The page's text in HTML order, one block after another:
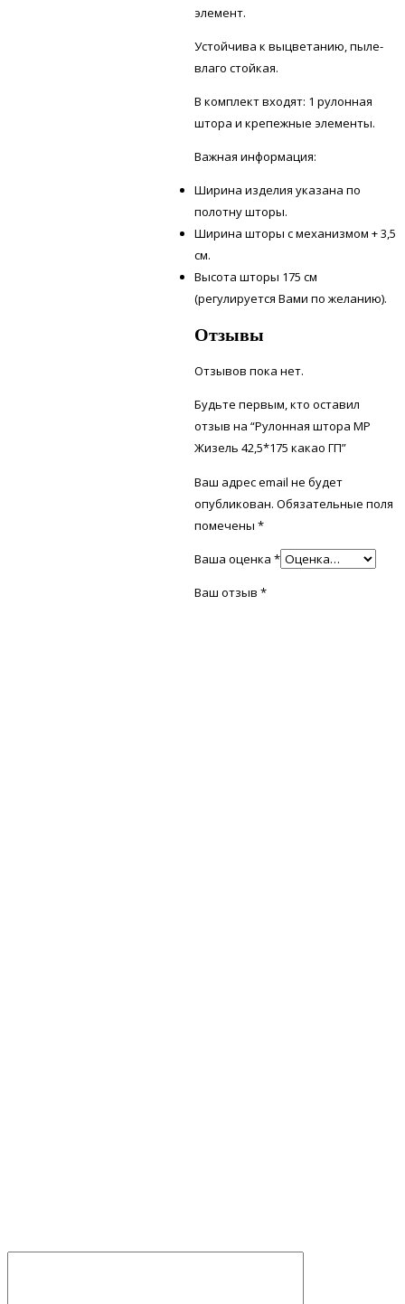
элемент.
Устойчива к выцветанию, пыле-
влаго стойкая.
В комплект входят: 1 рулонная
штора и крепежные элементы.
Важная информация:
Ширина изделия указана по
полотну шторы.
Ширина шторы с механизмом + 3,5
см.
Высота шторы 175 см
(регулируется Вами по желанию).
Отзывы
Отзывов пока нет.
Будьте первым, кто оставил
отзыв на “Рулонная штора МР
Жизель 42,5*175 какао ГП”
Ваш адрес email не будет
опубликован. Обязательные поля
помечены*
Ваша оценка*
Ваш отзыв*